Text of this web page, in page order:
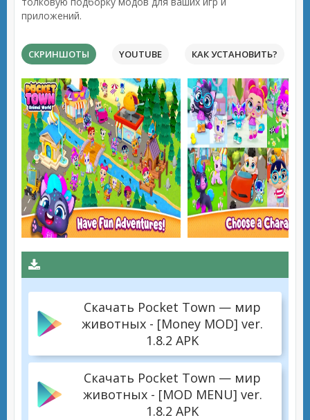
приложений.
СКРИНШОТЫ YOUTUBE КАК УСТАНОВИТЬ?
Скачать Pocket Town — мир
животных - [Money MOD] ver.
1.8.2 APK
Скачать Pocket Town — мир
животных - [MOD MENU] ver.
1.8.2 APK